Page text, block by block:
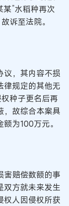
”水稻种再次
诉至法院。
议，其内容不损
律规定的其他无
种子更名后再
，故综合本案具
为100万元。
害赔偿数额的事
双方就未来发生
权人因侵权所获